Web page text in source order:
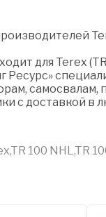
для Terex (TR
Ресурс»
самосвалам,
с доставкой
100 NHL,TR